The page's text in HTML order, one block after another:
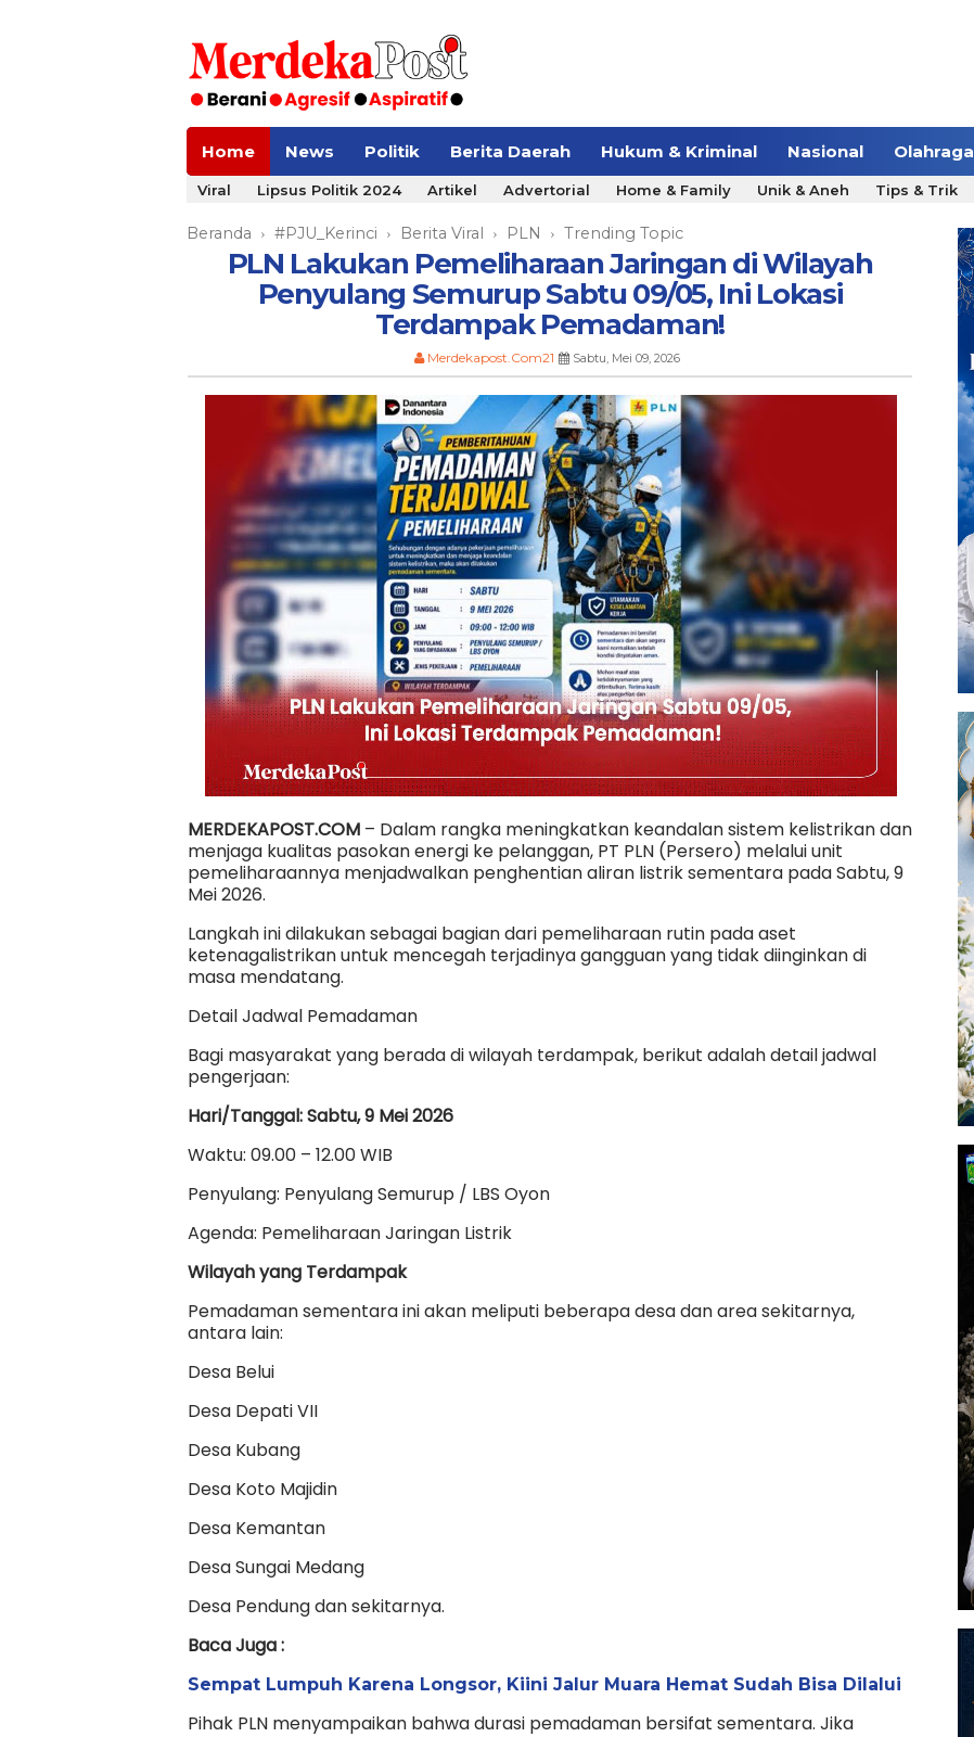
Home News Politik Berita Daerah Hukum & Kriminal Nasional Olahraga
Viral Lipsus Politik 2024 Artikel Advertorial Home & Family Unik & Aneh Tips & Trik
Beranda › #PJU_Kerinci › Berita Viral › PLN › Trending Topic
PLN Lakukan Pemeliharaan Jaringan di Wilayah
Penyulang Semurup Sabtu 09/05, Ini Lokasi
Terdampak Pemadaman!
Merdekapost.Com21 Sabtu, Mei 09, 2026
MERDEKAPOST.COM – Dalam rangka meningkatkan keandalan sistem kelistrikan dan
menjaga kualitas pasokan energi ke pelanggan, PT PLN (Persero) melalui unit
pemeliharaannya menjadwalkan penghentian aliran listrik sementara pada Sabtu, 9
Mei 2026.
Langkah ini dilakukan sebagai bagian dari pemeliharaan rutin pada aset
ketenagalistrikan untuk mencegah terjadinya gangguan yang tidak diinginkan di
masa mendatang.
Detail Jadwal Pemadaman
Bagi masyarakat yang berada di wilayah terdampak, berikut adalah detail jadwal
pengerjaan:
Hari/Tanggal: Sabtu, 9 Mei 2026
Waktu: 09.00 – 12.00 WIB
Penyulang: Penyulang Semurup / LBS Oyon
Agenda: Pemeliharaan Jaringan Listrik
Wilayah yang Terdampak
Pemadaman sementara ini akan meliputi beberapa desa dan area sekitarnya,
antara lain:
Desa Belui
Desa Depati VII
Desa Kubang
Desa Koto Majidin
Desa Kemantan
Desa Sungai Medang
Desa Pendung dan sekitarnya.
Baca Juga :
Sempat Lumpuh Karena Longsor, Kiini Jalur Muara Hemat Sudah Bisa Dilalui
Pihak PLN menyampaikan bahwa durasi pemadaman bersifat sementara. Jika